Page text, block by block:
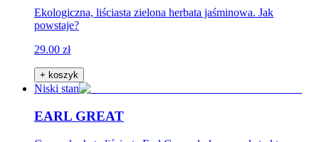
Ekologiczna, liściasta zielona herbata jaśminowa. Jak
powstaje?
29.00 zł
+ koszyk
Niski stan
EARL GREAT